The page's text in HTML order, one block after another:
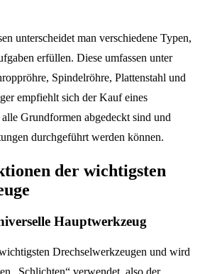
unterscheidet man verschiedene Typen,
erfüllen. Diese umfassen unter
Spindelröhre, Plattenstahl und
empfiehlt sich der Kauf eines
Grundformen abgedeckt sind und
durchgeführt werden können.
der wichtigsten
Hauptwerkzeug
Drechselwerkzeugen und wird